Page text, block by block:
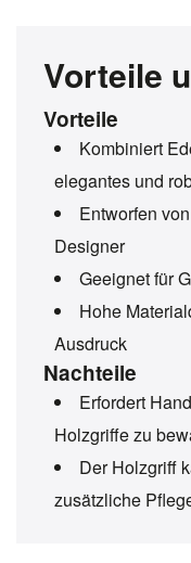
Vorteile
Vorteile
Kombiniert
elegantes und
Entworfen
Designer
Geeignet für
Hohe
Ausdruck
Nachteile
Erfordert
Holzgriffe zu
Der Holzgriff
zusätzliche